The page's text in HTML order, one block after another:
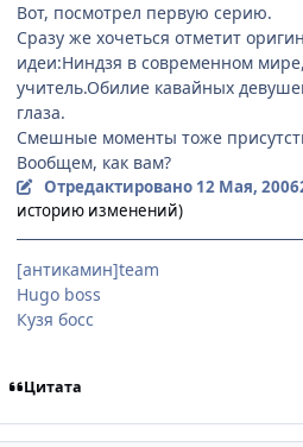
Вот, посмотрел первую серию.
Сразу же хочеться отметит
идеи:Ниндзя в современном
учитель.Обилие кавайных
глаза.
Смешные моменты тоже
Вообщем, как вам?
Отредактировано 12 Мая, 2006
историю изменений)
[антикамин]team
Hugo boss
Кузя босс
Цитата